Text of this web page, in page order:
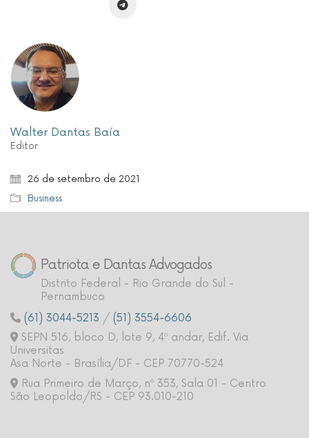
Walter Dantas Baía
Editor
26 de setembro de 2021
Business
Patriota e Dantas Advogados
Distrito Federal - Rio Grande do Sul -
Pernambuco
(61) 3044-5213 / (51) 3554-6606
SEPN 516, bloco D, lote 9, 4º andar, Edif. Via
Universitas
Asa Norte - Brasília/DF - CEP 70770-524
Rua Primeiro de Março, nº 353, Sala 01 - Centro
São Leopoldo/RS - CEP 93.010-210